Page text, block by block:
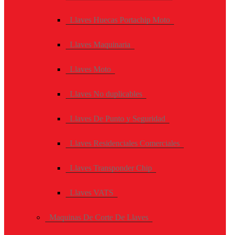
Llaves Huecas Portachip Moto
Llaves Maquinaria
Llaves Moto
Llaves No duplicables
Llaves De Punto y Seguridad
Llaves Residenciales Comerciales
Llaves Transponder Chip
Llaves VATS
Maquinas De Corte De Llaves